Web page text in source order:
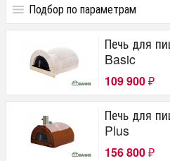
Подбор по параметрам
Цена
от
Печь для
Basic
109 900 ₽
Печь для
Plus
156 800 ₽